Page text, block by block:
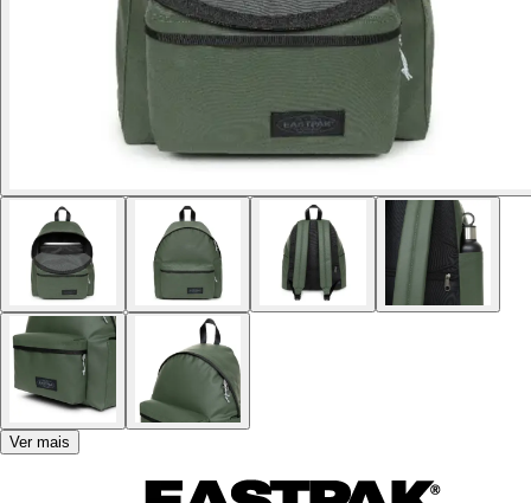
Ver mais